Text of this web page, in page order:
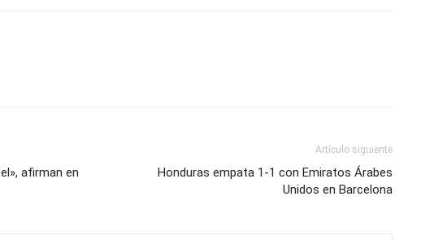
afirman en
Artículo siguiente
Honduras empata 1-1 con Emiratos Árabes
Unidos en Barcelona